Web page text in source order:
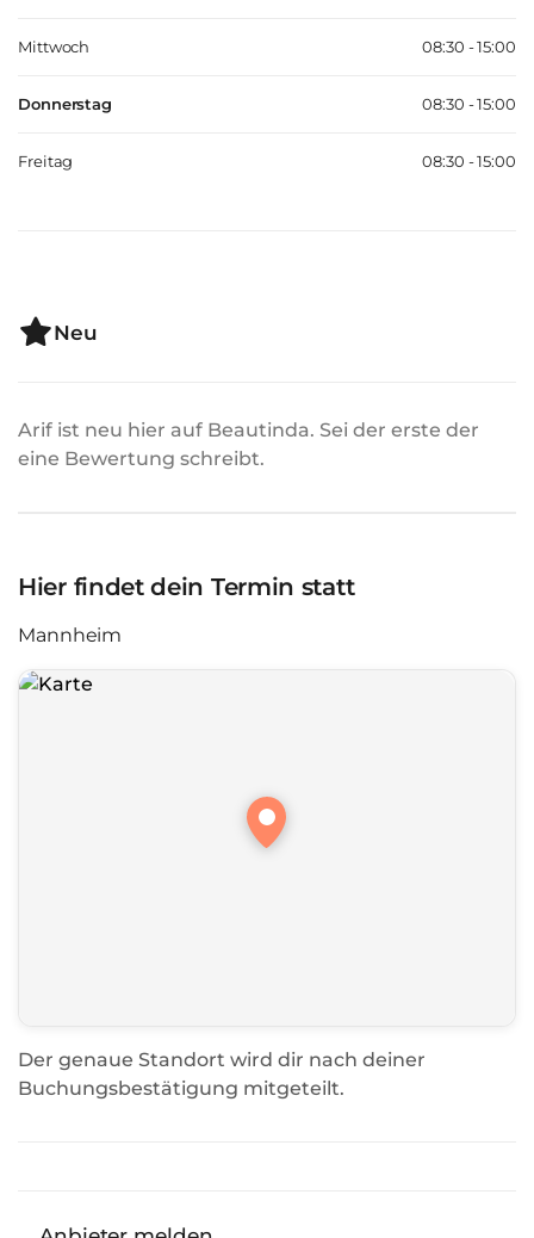
Mittwoch 08:30 - 15:00
Donnerstag 08:30 - 15:00
Freitag 08:30 - 15:00
Neu
Arif ist neu hier auf Beautinda. Sei der erste der
eine Bewertung schreibt.
Hier findet dein Termin statt
Mannheim
Der genaue Standort wird dir nach deiner
Buchungsbestätigung mitgeteilt.